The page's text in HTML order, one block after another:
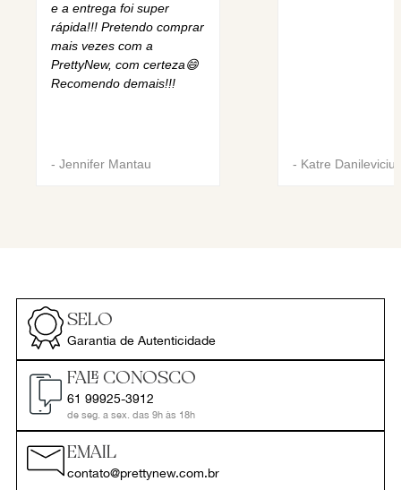
e a entrega foi super
rápida!!! Pretendo comprar
mais vezes com a
PrettyNew, com certeza😄
Recomendo demais!!!
- Jennifer Mantau - Katre Danilevicius
SELO
Garantia de Autenticidade
FALE CONOSCO
61 99925-3912
de seg. a sex. das 9h às 18h
EMAIL
contato@prettynew.com.br